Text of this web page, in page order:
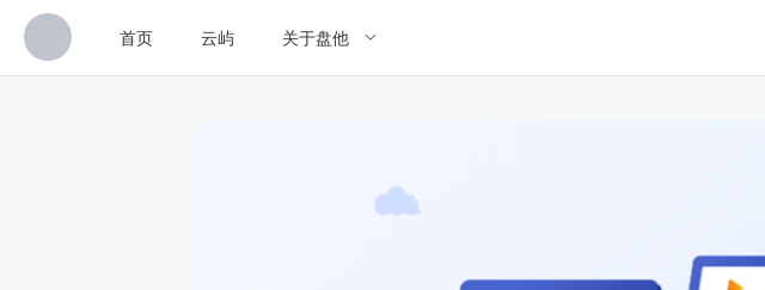
首页 云屿 关于盘他